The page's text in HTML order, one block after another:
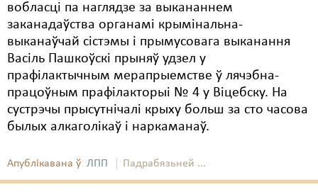
вобласці па наглядзе за выкананнем
заканадаўства органамі крымінальна-
выканаўчай сістэмы і прымусовага выканання
Васіль Пашкоўскі прыняў удзел у
прафілактычным мерапрыемстве ў лячэбна-
працоўным прафілакторыі № 4 у Віцебску. На
сустрэчы прысутнічалі крыху больш за сто часова
былых алкаголікаў і наркаманаў.
Апублікавана ў ЛПП Падрабязьней ...